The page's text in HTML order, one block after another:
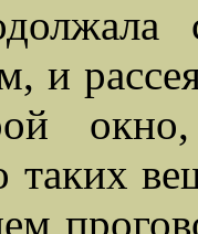
, и
таких